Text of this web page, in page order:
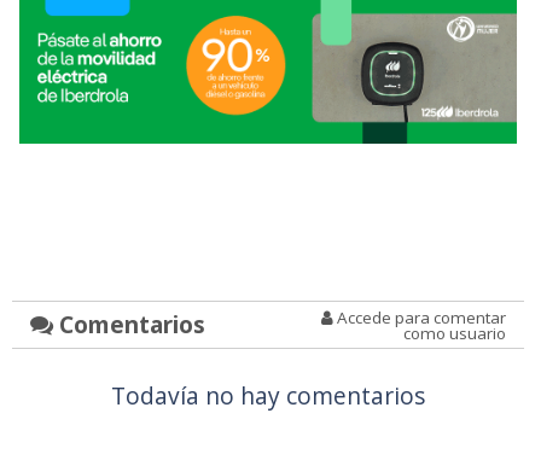
Comentarios Accede para comentar
como usuario
Todavía no hay comentarios